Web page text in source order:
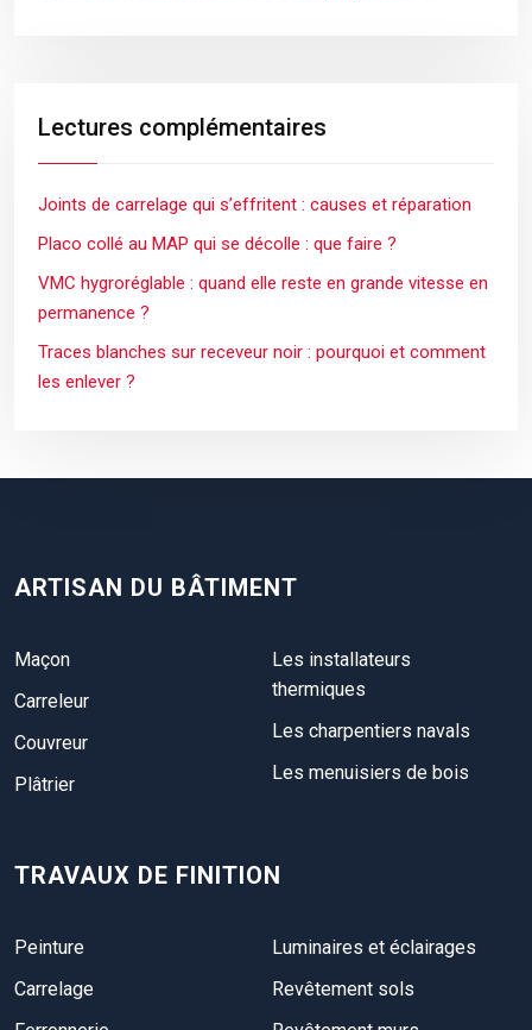
Lectures complémentaires
Joints de carrelage qui s’effritent : causes et réparation
Placo collé au MAP qui se décolle : que faire ?
VMC hygroréglable : quand elle reste en grande vitesse en
permanence ?
Traces blanches sur receveur noir : pourquoi et comment
les enlever ?
ARTISAN DU BÂTIMENT
Maçon
Carreleur
Couvreur
Plâtrier
Les installateurs
thermiques
Les charpentiers navals
Les menuisiers de bois
TRAVAUX DE FINITION
Peinture
Carrelage
Luminaires et éclairages
Revêtement sols